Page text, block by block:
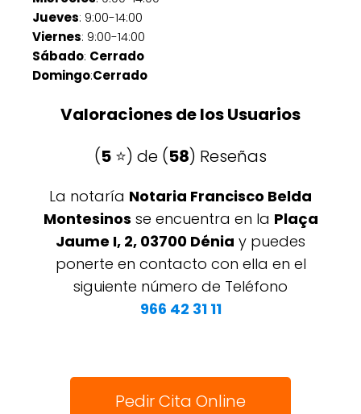
Jueves: 9:00-14:00
Viernes: 9:00-14:00
Sábado: Cerrado
Domingo:Cerrado
Valoraciones de los Usuarios
(5 ⭐️) de (58) Reseñas
La notaría Notaria Francisco Belda
Montesinos se encuentra en la Plaça
Jaume I, 2, 03700 Dénia y puedes
ponerte en contacto con ella en el
siguiente número de Teléfono
966 42 31 11
Pedir Cita Online